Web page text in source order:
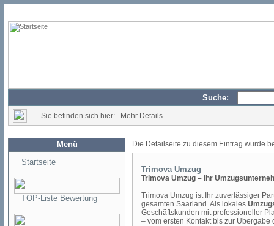
Suche:
Sie befinden sich hier: Mehr Details...
Menü
Startseite
TOP-Liste Bewertung
Die Detailseite zu diesem Eintrag wurde
Trimova Umzug
Trimova Umzug – Ihr
Trimova Umzug ist Ihr zuverlässiger
gesamten Saarland. Als lokales
Geschäftskunden mit professioneller
– vom ersten Kontakt bis zur Übergabe